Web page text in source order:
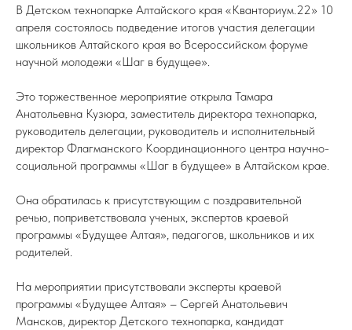
В Детском технопарке Алтайского края «Кванториум.22» 10
апреля состоялось подведение итогов участия делегации
школьников Алтайского края во Всероссийском форуме
научной молодежи «Шаг в будущее».
Это торжественное мероприятие открыла Тамара
Анатольевна Кузюра, заместитель директора технопарка,
руководитель делегации, руководитель и исполнительный
директор Флагманского Координационного центра научно-
социальной программы «Шаг в будущее» в Алтайском крае.
Она обратилась к присутствующим с поздравительной
речью, поприветствовала ученых, экспертов краевой
программы «Будущее Алтая», педагогов, школьников и их
родителей.
На мероприятии присутствовали эксперты краевой
программы «Будущее Алтая» – Сергей Анатольевич
Мансков, директор Детского технопарка, кандидат